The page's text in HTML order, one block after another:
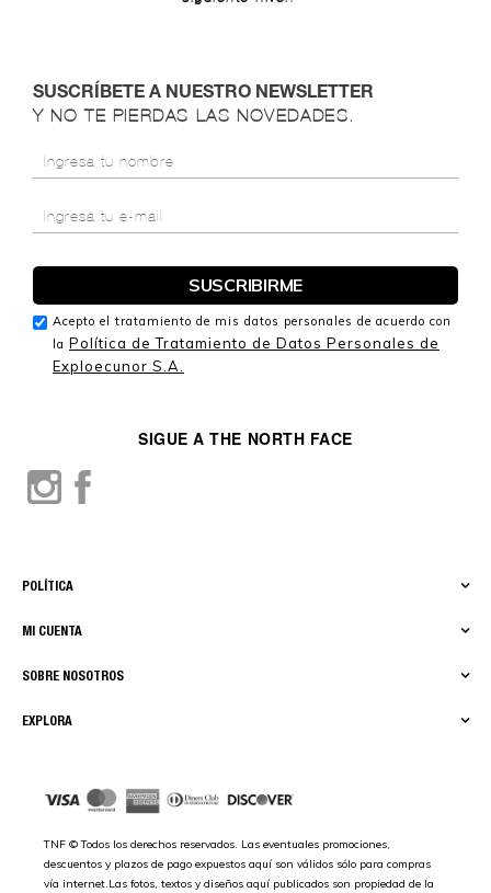
EXPLORA
SOBRE NOSOTROS
MI CUENTA
POLÍTICA
SIGUE A THE NORTH FACE
TNF © Todos los derechos reservados. Las eventuales promociones,
descuentos y plazos de pago expuestos aquí son válidos sólo para compras
vía internet.Las fotos, textos y diseños aquí publicados son propiedad de la
SUSCRÍBETE A NUESTRO NEWSLETTER
Y NO TE PIERDAS LAS NOVEDADES.
Acepto el tratamiento de mis datos personales de acuerdo con
la Política de Tratamiento de Datos Personales de
Exploecunor S.A.